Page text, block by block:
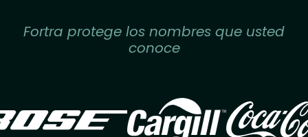
Fortra protege los nombres que usted
conoce
Image